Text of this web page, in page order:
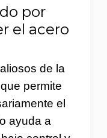
por
el acero
de la
permite
el
ayuda a